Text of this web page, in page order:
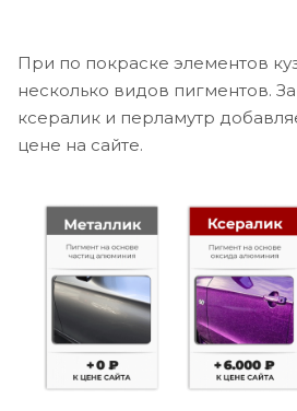
При по покраске элементов
несколько видов пигментов.
ксералик и перламутр
цене на сайте.